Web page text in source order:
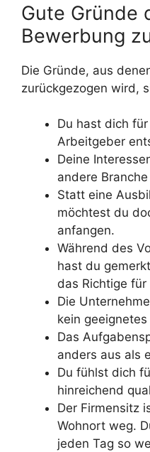
Gute Gründe
Bewerbung
Die Gründe, aus
zurückgezogen wird,
Du hast dich
Arbeitgeber
Deine
andere
Statt eine
möchtest du
anfangen.
Während des
hast du
das Richtige
Die
kein
Das
anders aus als
Du fühlst dich
hinreichend
Der Firmensitz
Wohnort weg.
jeden Tag so